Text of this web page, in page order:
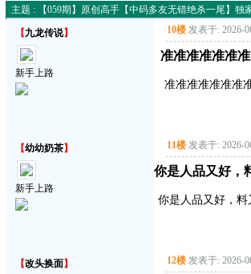
主题 : 【059期】原创高手【中码多友无错绝杀一尾】独
【九龙传说】
新手上路
10楼 发表于: 2026-
准准准准准准
准准准准准准准
【幼幼奶茶】
新手上路
11楼 发表于: 2026-
你是人品又好，
你是人品又好，
【改头换面】 12楼 发表于: 2026-